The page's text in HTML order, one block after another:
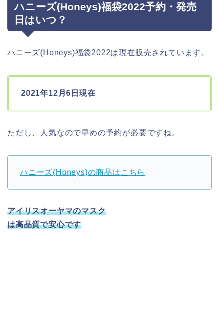
ハニーズ(Honeys)福袋2022予約・発売
日はいつ？
ハニーズ(Honeys)福袋2022は現在販売されています。
2021年12月6日現在
ただし、人気なので早めの予約が必要ですね。
ハニーズ(Honeys)の商品はこちら
アイリスオーヤマのマスク
は高品質で安心です